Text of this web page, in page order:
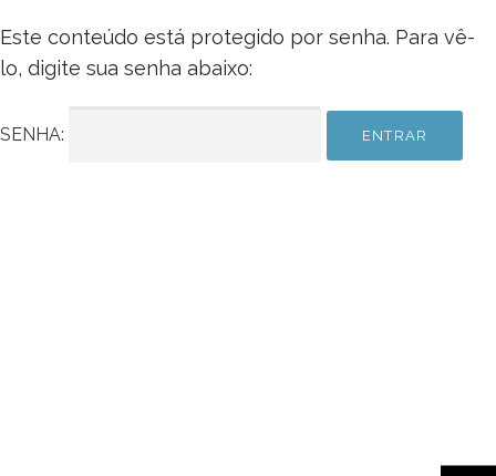
Este conteúdo está protegido por senha. Para vê-
lo, digite sua senha abaixo:
SENHA: